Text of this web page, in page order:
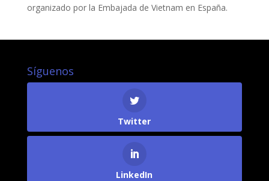
organizado por la Embajada de Vietnam en España.
Síguenos
Twitter
LinkedIn